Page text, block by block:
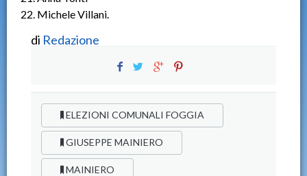
22. Michele Villani.
di Redazione
ELEZIONI COMUNALI FOGGIA
GIUSEPPE MAINIERO
MAINIERO